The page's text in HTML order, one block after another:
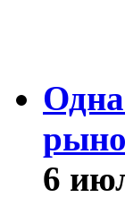
6